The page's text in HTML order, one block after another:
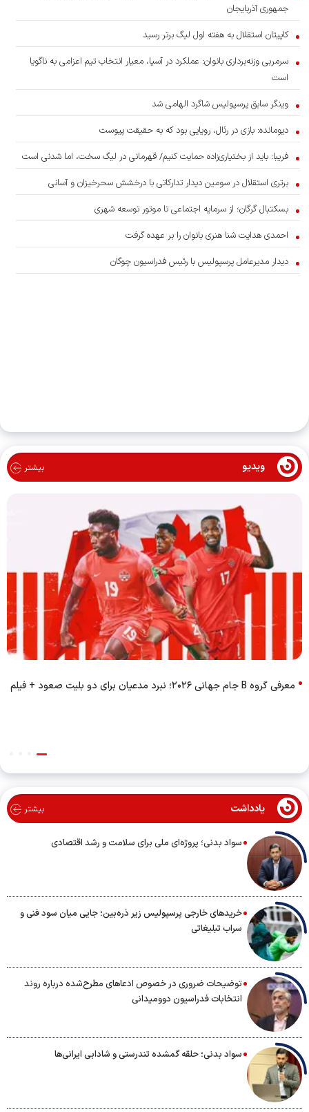
جمهوری آذربایجان
کاپیتان استقلال به هفته اول لیگ برتر رسید
سرمربی وزنه‌برداری بانوان: عملکرد در آسیا، معیار انتخاب تیم اعزامی به ناگویا
است
وینگر سابق پرسپولیس شاگرد الهامی شد
دیومانده: بازی در رئال، رویایی بود که به حقیقت پیوست
فریبا: باید از بختیاری‌زاده حمایت کنیم/ قهرمانی در لیگ سخت، اما شدنی است
برتری استقلال در سومین دیدار تدارکاتی با درخشش سحرخیزان و آسانی
بسکتبال گرگان؛ از سرمایه اجتماعی تا موتور توسعه شهری
احمدی هدایت شنا هنری بانوان را بر عهده گرفت
دیدار مدیرعامل پرسپولیس با رئیس فدراسیون چوگان
ویدیو بیشتر
معرفی گروه B جام جهانی ۲۰۲۶؛ نبرد مدعیان برای دو بلیت صعود + فیلم
یادداشت بیشتر
سواد بدنی؛ پروژه‌ای ملی برای سلامت و رشد اقتصادی
خریدهای خارجی پرسپولیس زیر ذره‌بین؛ جایی میان سود فنی و
سراب تبلیغاتی
توضیحات ضروری در خصوص ادعاهای مطرح‌شده درباره روند
انتخابات فدراسیون دوومیدانی
سواد بدنی؛ حلقه گمشده تندرستی و شادابی ایرانی‌ها